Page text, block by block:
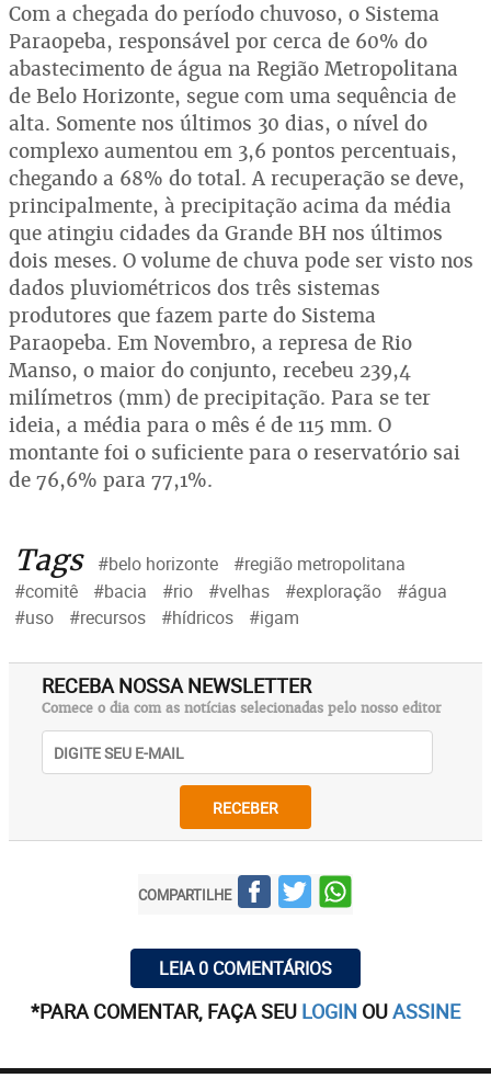
Com a chegada do período chuvoso, o Sistema
Paraopeba, responsável por cerca de 60% do
abastecimento de água na Região Metropolitana
de Belo Horizonte, segue com uma sequência de
alta. Somente nos últimos 30 dias, o nível do
complexo aumentou em 3,6 pontos percentuais,
chegando a 68% do total. A recuperação se deve,
principalmente, à precipitação acima da média
que atingiu cidades da Grande BH nos últimos
dois meses. O volume de chuva pode ser visto nos
dados pluviométricos dos três sistemas
produtores que fazem parte do Sistema
Paraopeba. Em Novembro, a represa de Rio
Manso, o maior do conjunto, recebeu 239,4
milímetros (mm) de precipitação. Para se ter
ideia, a média para o mês é de 115 mm. O
montante foi o suficiente para o reservatório sai
de 76,6% para 77,1%.
Tags #belo horizonte
#região metropolitana
#comitê
#bacia #rio #velhas #exploração
#água
#uso
#recursos #hídricos #igam
RECEBA NOSSA NEWSLETTER
Comece o dia com as notícias selecionadas pelo nosso editor
RECEBER
COMPARTILHE
LEIA 0 COMENTÁRIOS
*PARA COMENTAR, FAÇA SEU LOGIN OUASSINE